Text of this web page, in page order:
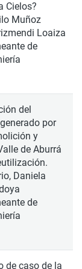
Cielos?
Muñoz
Loaiza
de
del
por
y
de Aburrá
Daniela
de
de caso de la